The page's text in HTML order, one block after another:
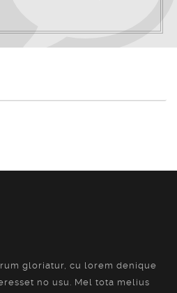
gloriatur, cu lorem denique
no usu. Mel tota melius